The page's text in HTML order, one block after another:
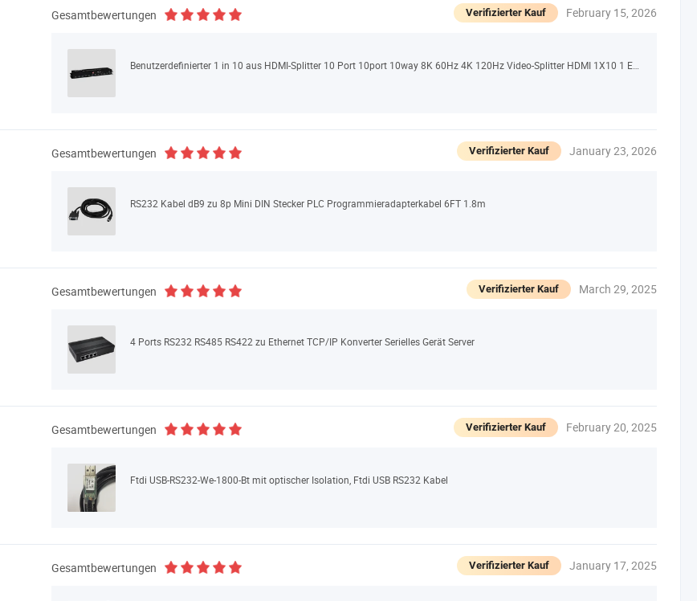
Gesamtbewertungen Verifizierter Kauf February 15, 2026
Gesamtbewertungen Verifizierter Kauf January 23, 2026
RS232 Kabel dB9 zu 8p Mini DIN Stecker PLC Programmieradapterkabel 6FT 1.8m
Gesamtbewertungen Verifizierter Kauf March 29, 2025
4 Ports RS232 RS485 RS422 zu Ethernet TCP/IP Konverter Serielles Gerät Server
Gesamtbewertungen Verifizierter Kauf February 20, 2025
Ftdi USB-RS232-We-1800-Bt mit optischer Isolation, Ftdi USB RS232 Kabel
Gesamtbewertungen Verifizierter Kauf January 17, 2025